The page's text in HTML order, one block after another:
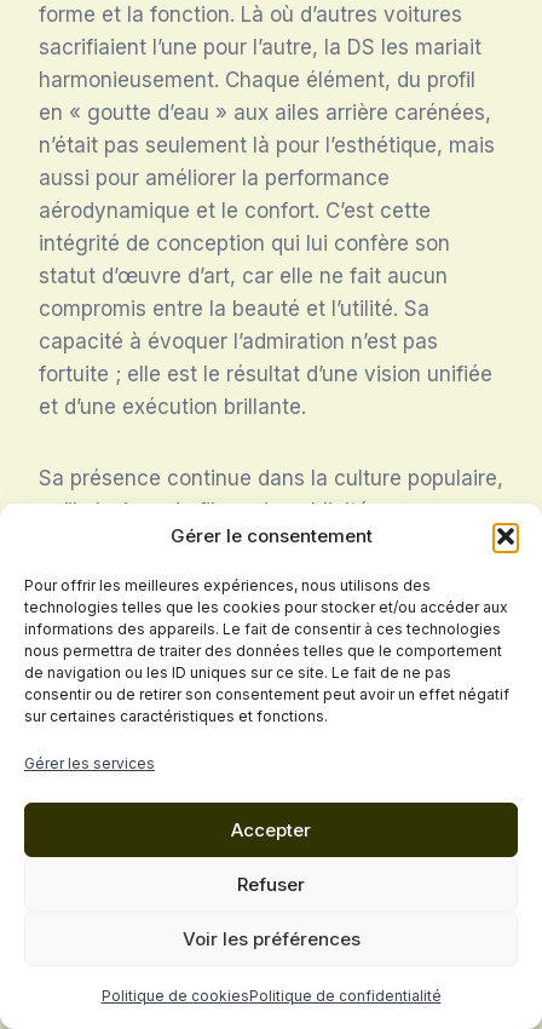
Gérer le consentement
Pour offrir les meilleures expériences, nous utilisons des
technologies telles que les cookies pour stocker et/ou accéder aux
informations des appareils. Le fait de consentir à ces technologies
nous permettra de traiter des données telles que le comportement
de navigation ou les ID uniques sur ce site. Le fait de ne pas
consentir ou de retirer son consentement peut avoir un effet négatif
sur certaines caractéristiques et fonctions.
Gérer les services
Accepter
Refuser
Voir les préférences
Politique de cookiesPolitique de confidentialité
forme et la fonction. Là où d’autres voitures
sacrifiaient l’une pour l’autre, la DS les mariait
harmonieusement. Chaque élément, du profil
en « goutte d’eau » aux ailes arrière carénées,
n’était pas seulement là pour l’esthétique, mais
aussi pour améliorer la performance
aérodynamique et le confort. C’est cette
intégrité de conception qui lui confère son
statut d’œuvre d’art, car elle ne fait aucun
compromis entre la beauté et l’utilité. Sa
capacité à évoquer l’admiration n’est pas
fortuite ; elle est le résultat d’une vision unifiée
et d’une exécution brillante.
Sa présence continue dans la culture populaire,
qu’il s’agisse de films, de publicités ou
d’expositions, prouve son statut intemporel. Elle
est un symbole de l’innovation et de l’élégance
française, reconnue et célébrée bien au-delà
du cercle des passionnés d’automobile. Elle a
non seulement influencé des générations de
designers automobiles, mais a aussi inspiré des
audacieuses. La DS 19 a prouvé que la
fonctionnalité peut être présentée avec
panache et beauté, élevant l’automobile au
Personnellement, je crois que laCitroën DS 19
nombreuses voitures modernes. Dans un